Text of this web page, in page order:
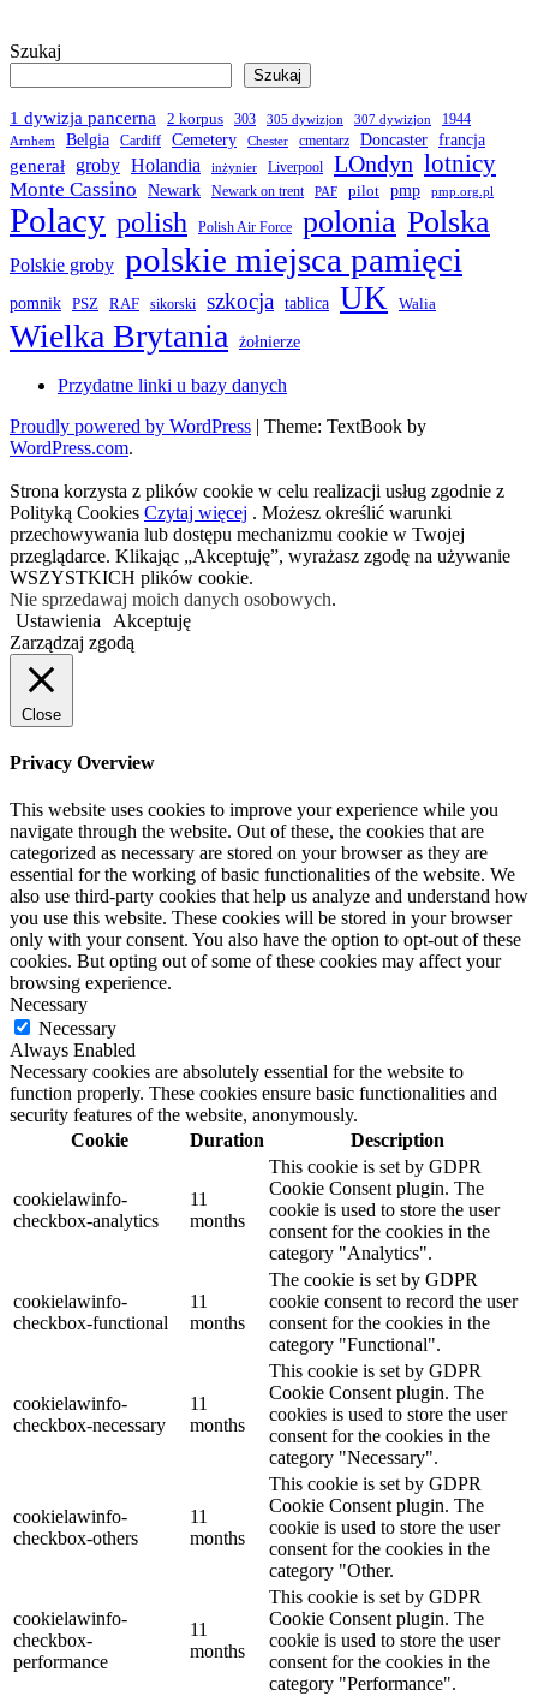
Szukaj
Szukaj
1 dywizja pancerna 2 korpus 303 305 dywizjon 307 dywizjon 1944
Arnhem Belgia Cardiff Cemetery Chester cmentarz Doncaster francja
generał
groby Holandia inżynier Liverpool LOndyn lotnicy
Monte Cassino Newark Newark on trent PAF pilot pmp pmp.org.pl
Polacy polish Polish Air Force polonia Polska
Polskie groby polskie miejsca pamięci
pomnik PSZ RAF sikorski szkocja tablica UK Walia
Wielka Brytania żołnierze
Przydatne linki u bazy danych
Proudly powered by WordPress | Theme: TextBook by
WordPress.com.
Strona korzysta z plików cookie w celu realizacji usług zgodnie z
Polityką Cookies Czytaj więcej . Możesz określić warunki
przechowywania lub dostępu mechanizmu cookie w Twojej
przeglądarce. Klikając „Akceptuję”, wyrażasz zgodę na używanie
WSZYSTKICH plików cookie.
Nie sprzedawaj moich danych osobowych.
Ustawienia
Akceptuję
Zarządzaj zgodą
Close
Privacy Overview
This website uses cookies to improve your experience while you
navigate through the website. Out of these, the cookies that are
categorized as necessary are stored on your browser as they are
essential for the working of basic functionalities of the website. We
also use third-party cookies that help us analyze and understand how
you use this website. These cookies will be stored in your browser
only with your consent. You also have the option to opt-out of these
cookies. But opting out of some of these cookies may affect your
browsing experience.
Necessary
Necessary
Always Enabled
Necessary cookies are absolutely essential for the website to
function properly. These cookies ensure basic functionalities and
security features of the website, anonymously.
Cookie
Duration Description
cookielawinfo-
checkbox-analytics
11
months
This cookie is set by GDPR
Cookie Consent plugin. The
cookie is used to store the user
consent for the cookies in the
category "Analytics".
cookielawinfo-
checkbox-functional
11
months
The cookie is set by GDPR
cookie consent to record the user
consent for the cookies in the
category "Functional".
cookielawinfo-
checkbox-necessary
11
months
This cookie is set by GDPR
Cookie Consent plugin. The
cookies is used to store the user
consent for the cookies in the
category "Necessary".
cookielawinfo-
checkbox-others
11
months
This cookie is set by GDPR
Cookie Consent plugin. The
cookie is used to store the user
consent for the cookies in the
category "Other.
cookielawinfo-
checkbox-
performance
11
months
This cookie is set by GDPR
Cookie Consent plugin. The
cookie is used to store the user
consent for the cookies in the
category "Performance".